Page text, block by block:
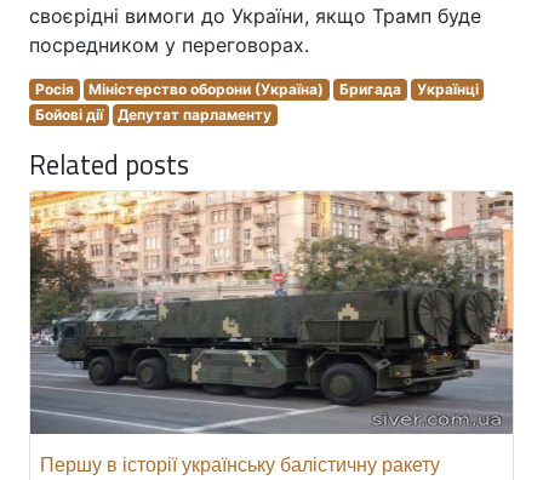
своєрідні вимоги до України, якщо Трамп буде
посредником у переговорах.
Росія Міністерство оборони (Україна) Бригада
Українці
Бойові дії
Депутат парламенту
Related posts
Першу в історії українську балістичну ракету